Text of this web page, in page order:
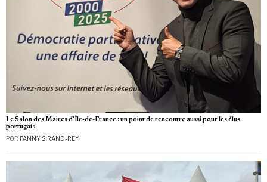
Le Salon des Maires d’Île-de-France : un point de rencontre aussi pour les élus
portugais
POR FANNY SIRAND-REY